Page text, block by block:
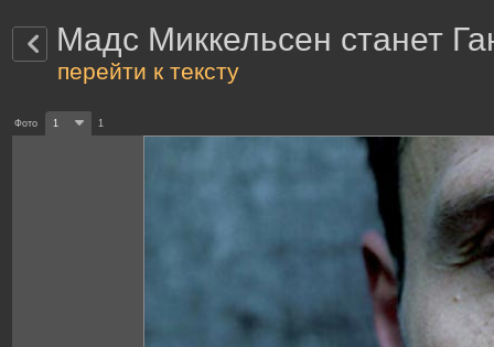
Мадс Миккельсен станет
перейти к тексту
Фото 1 1